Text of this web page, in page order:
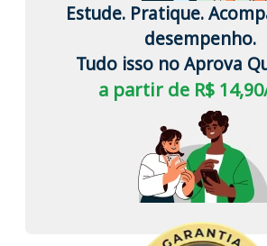
Estude. Pratique.
desempenho.
Tudo isso no Aprova
a partir de R$